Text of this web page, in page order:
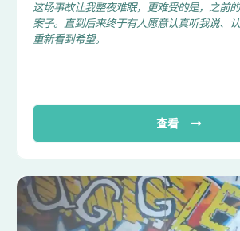
这场事故让我整夜难眠，更难受的是，之前
案子。直到后来终于有人愿意认真听我说、
重新看到希望。
查看